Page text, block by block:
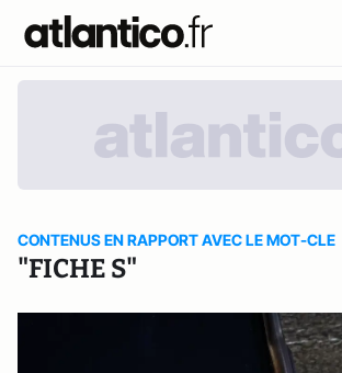
CONTENUS EN RAPPORT AVEC LE MOT-CLE
"FICHE S"